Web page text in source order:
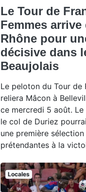
Le Tour de
Femmes arrive
Rhône pour
décisive dans
Beaujolais
Le peloton du Tour de
reliera Mâcon à
ce mercredi 5 août.
le col de Duriez
une première
prétendantes à la
Locales